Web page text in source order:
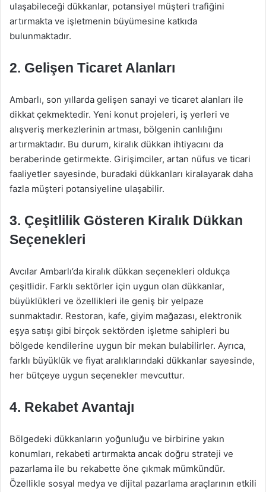
ulaşabileceği dükkanlar, potansiyel müşteri trafiğini
artırmakta ve işletmenin büyümesine katkıda
bulunmaktadır.
2. Gelişen Ticaret Alanları
Ambarlı, son yıllarda gelişen sanayi ve ticaret alanları ile
dikkat çekmektedir. Yeni konut projeleri, iş yerleri ve
alışveriş merkezlerinin artması, bölgenin canlılığını
artırmaktadır. Bu durum, kiralık dükkan ihtiyacını da
beraberinde getirmekte. Girişimciler, artan nüfus ve ticari
faaliyetler sayesinde, buradaki dükkanları kiralayarak daha
fazla müşteri potansiyeline ulaşabilir.
3. Çeşitlilik Gösteren Kiralık Dükkan
Seçenekleri
Avcılar Ambarlı’da kiralık dükkan seçenekleri oldukça
çeşitlidir. Farklı sektörler için uygun olan dükkanlar,
büyüklükleri ve özellikleri ile geniş bir yelpaze
sunmaktadır. Restoran, kafe, giyim mağazası, elektronik
eşya satışı gibi birçok sektörden işletme sahipleri bu
bölgede kendilerine uygun bir mekan bulabilirler. Ayrıca,
farklı büyüklük ve fiyat aralıklarındaki dükkanlar sayesinde,
her bütçeye uygun seçenekler mevcuttur.
4. Rekabet Avantajı
Bölgedeki dükkanların yoğunluğu ve birbirine yakın
konumları, rekabeti artırmakta ancak doğru strateji ve
pazarlama ile bu rekabette öne çıkmak mümkündür.
Özellikle sosyal medya ve dijital pazarlama araçlarının etkili